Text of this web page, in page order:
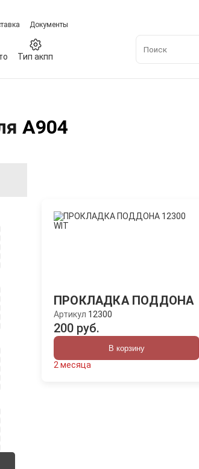
Документы
Тип акпп
A904
ПРОКЛАДКА ПОДДОНА
Артикул 12300
200 руб.
В корзину
2 месяца